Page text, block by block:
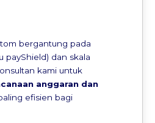
bergantung pada
payShield) dan skala
kami untuk
anggaran dan
efisien bagi